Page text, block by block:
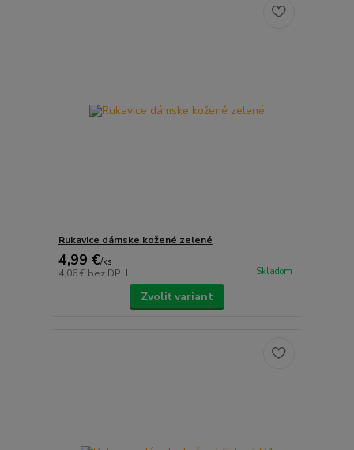
Rukavice dámske kožené zelené
4,99 €/ks
4,06 € bez DPH Skladom
Zvoliť variant